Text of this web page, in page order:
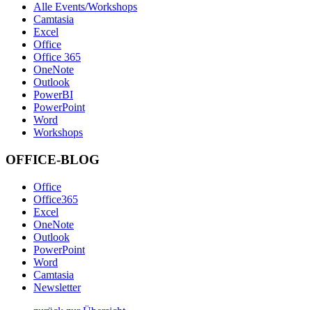
Alle Events/Workshops
Camtasia
Excel
Office
Office 365
OneNote
Outlook
PowerBI
PowerPoint
Word
Workshops
OFFICE-BLOG
Office
Office365
Excel
OneNote
Outlook
PowerPoint
Word
Camtasia
Newsletter